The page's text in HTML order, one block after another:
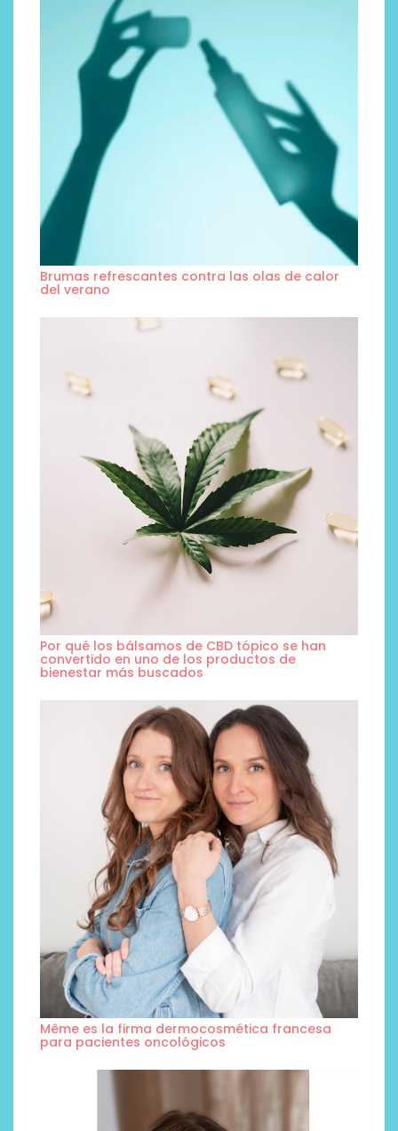
Brumas refrescantes contra las olas de calor
del verano
Por qué los bálsamos de CBD tópico se han
convertido en uno de los productos de
bienestar más buscados
Même es la firma dermocosmética francesa
para pacientes oncológicos